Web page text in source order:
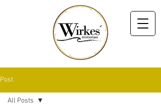
Post
All Posts